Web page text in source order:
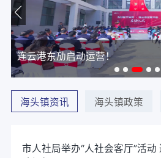
连云港东劢启动运营！
海头镇资讯 海头镇政策
市人社局举办“人社会客厅”活